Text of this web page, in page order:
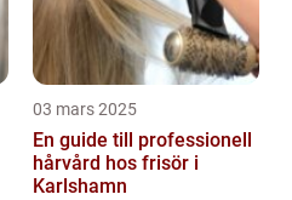
03 mars 2025
En guide till professionell
hårvård hos frisör i
Karlshamn